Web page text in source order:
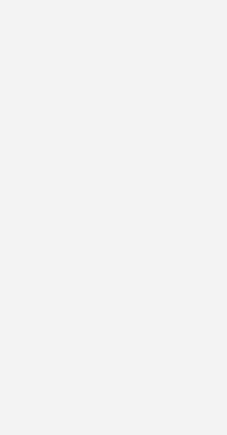
Problem mit dem ERE
erhalten Sie regelmäßig von uns
und Neuigkeiten, gebündelt und